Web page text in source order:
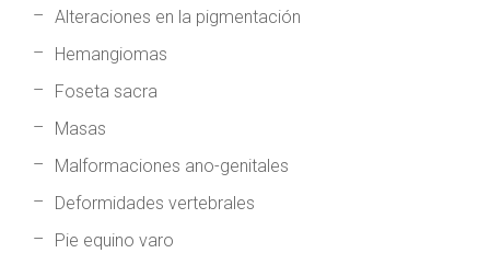
Alteraciones en la pigmentación
Hemangiomas
Foseta sacra
Masas
Malformaciones ano-genitales
Deformidades vertebrales
Pie equino varo